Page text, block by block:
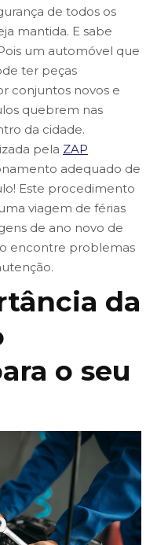
de todos os
mantida. E sabe
um automóvel que
ter peças
conjuntos novos e
quebrem nas
da cidade.
pela ZAP
adequado de
Este procedimento
viagem de férias
de ano novo de
encontre problemas
da
o seu